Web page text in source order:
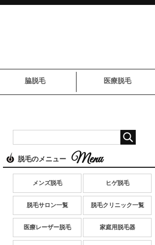
脇脱毛 医療脱毛
脱毛のメニュー
メンズ脱毛 ヒゲ脱毛
脱毛サロン一覧 脱毛クリニック一覧
医療レーザー脱毛 家庭用脱毛器